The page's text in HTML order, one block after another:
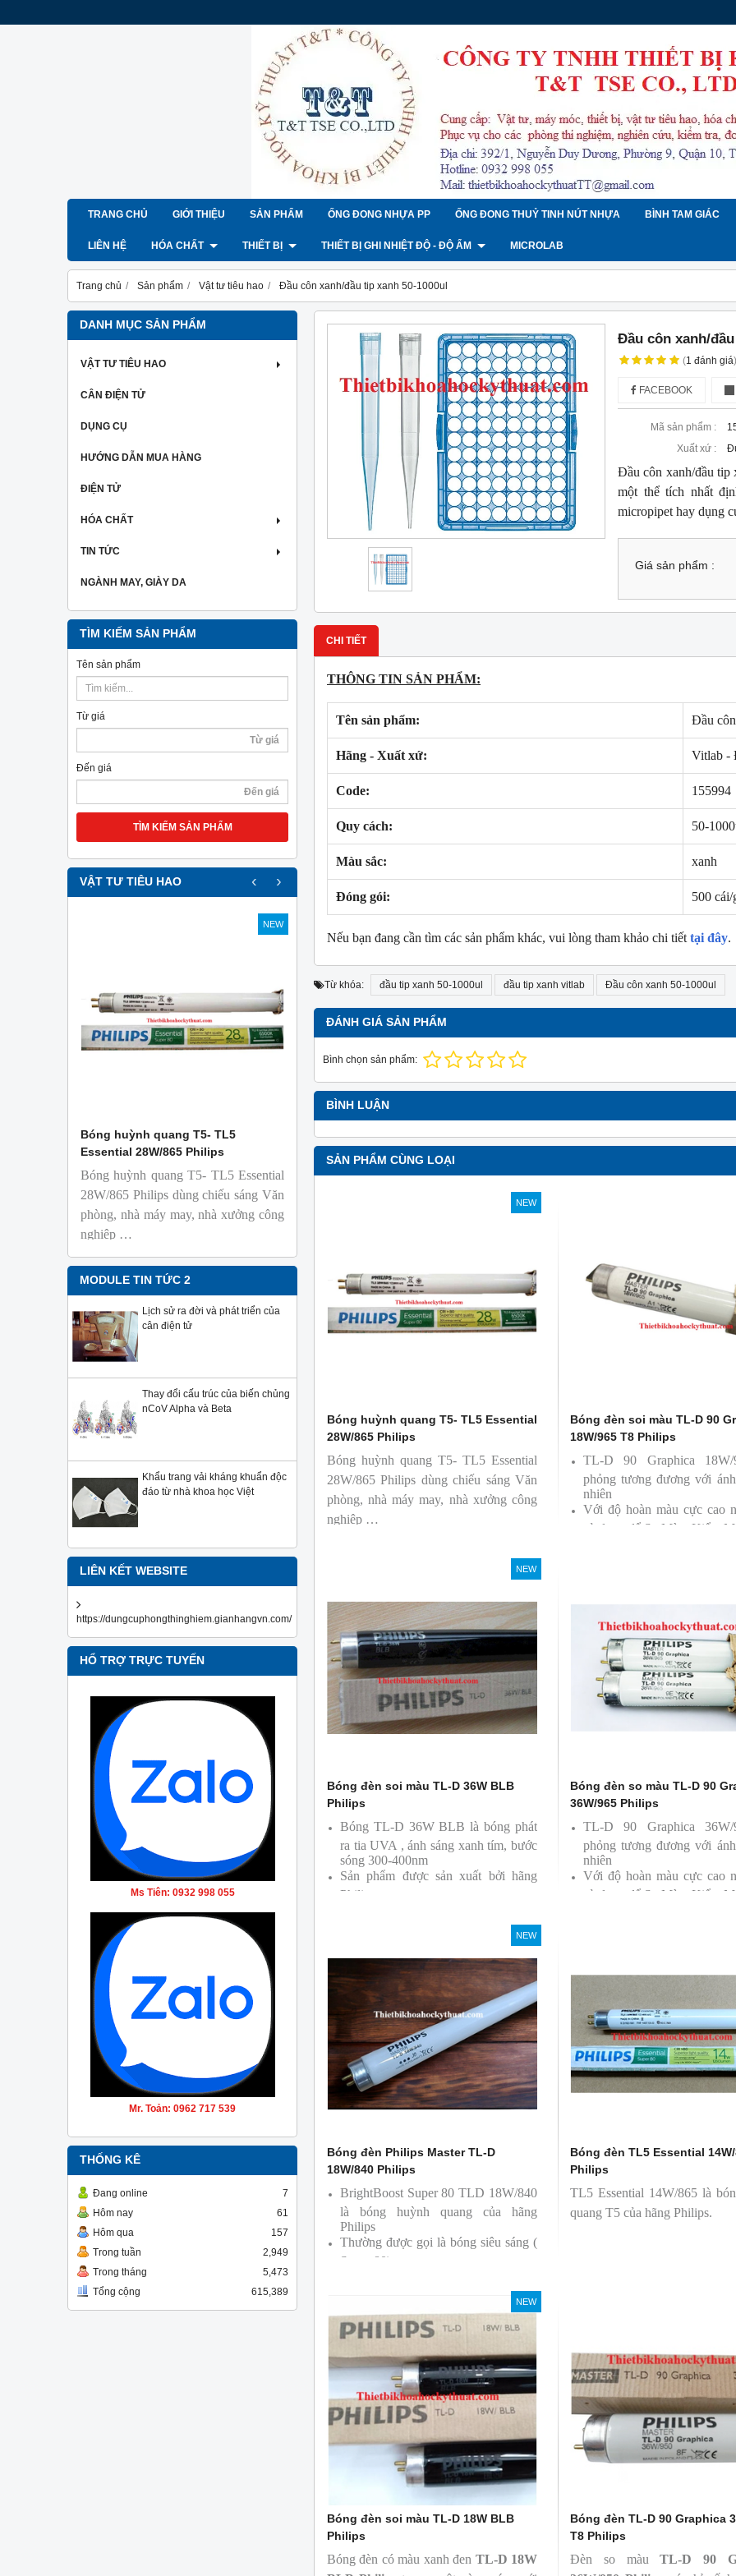
TRANG CHỦ GIỚI THIỆU SẢN PHẨM ỐNG ĐONG NHỰA PP ỐNG ĐONG THUỶ TINH NÚT NHỰA BÌNH TAM GIÁC
LIÊN HỆ HÓA CHẤT THIẾT BỊ THIẾT BỊ GHI NHIỆT ĐỘ - ĐỘ ẨM MICROLAB
Trang chủ Sản phẩm Vật tư tiêu hao Đầu côn xanh/đầu tip xanh 50-1000ul
DANH MỤC SẢN PHẨM
VẬT TƯ TIÊU HAO
CÂN ĐIỆN TỬ
DỤNG CỤ
HƯỚNG DẪN MUA HÀNG
ĐIỆN TỬ
HÓA CHẤT
TIN TỨC
NGÀNH MAY, GIÀY DA
TÌM KIẾM SẢN PHẨM
Tên sản phẩm
Từ giá
Đến giá
TÌM KIẾM SẢN PHẨM
VẬT TƯ TIÊU HAO
NEW
Bóng huỳnh quang T5- TL5
Essential 28W/865 Philips
Bóng huỳnh quang T5- TL5 Essential
28W/865 Philips dùng chiếu sáng Văn
phòng, nhà máy may, nhà xưởng công
nghiệp …
Bóng đèn soi màu TL-D 90 Graphica
18W/965 T8 Philips
TL-D 90 Graphica 18W/965 mô
phỏng tương đương với ánh sáng tự
Philips, xuất xứ Ba lan
Bóng đèn soi màu TL-D 90
TL-D 90 Graphica 18W/950
Philips, xuất xứ Ba lan
‹ ›
MODULE TIN TỨC 2
Lịch sử ra đời và phát triển của
cân điện tử
Thay đổi cấu trúc của biến chủng
nCoV Alpha và Beta
Khẩu trang vải kháng khuẩn độc
đáo từ nhà khoa học Việt
LIÊN KẾT WEBSITE
https://dungcuphongthinghiem.gianhangvn.com/
HỔ TRỢ TRỰC TUYẾN
Ms Tiên: 0932 998 055
Mr. Toản: 0962 717 539
THỐNG KÊ
Đang online
7
Hôm nay
61
Hôm qua
157
Trong tuần
2,949
Trong tháng
5,473
Tổng cộng
615,389
Đầu côn xanh/
(1đánh giá)
FACEBOOK
Mã sản phẩm :
Xuất xứ :
Đầu côn xanh/đầu tip
một thể tích nhất
micropipet hay dụng
Giá sản phẩm :
CHI TIẾT
THÔNG TIN SẢN PHẨM:
Tên sản phẩm: Đầu
Hãng - Xuất xứ: Vitlab -
Code: 155994
Quy cách: 50-
Màu sắc: xanh
Đóng gói: 500 cái/
Nếu bạn đang cần tìm các sản phẩm khác, vui lòng tham khảo chi tiết tại đây.
Từ khóa: đầu tip xanh 50-1000ul đầu tip xanh vitlab Đầu côn xanh 50-1000ul
ĐÁNH GIÁ SẢN PHẨM
Bình chọn sản phẩm:
BÌNH LUẬN
SẢN PHẨM CÙNG LOẠI
NEW
Bóng huỳnh quang T5- TL5 Essential
28W/865 Philips
Bóng huỳnh quang T5- TL5 Essential
28W/865 Philips dùng chiếu sáng Văn
phòng, nhà máy may, nhà xưởng công
nghiệp …
Bóng đèn soi màu TL-D 90
18W/965 T8 Philips
TL-D 90 Graphica
phỏng tương đương với
nhiên
Với độ hoàn màu cực cao
sử dụng để So Màu, Kiểm
NEW
Bóng đèn soi màu TL-D 36W BLB
Philips
Bóng TL-D 36W BLB là bóng phát
ra tia UVA , ánh sáng xanh tím, bước
sóng 300-400nm
Sản phẩm được sản xuất bởi hãng
Philips
Bóng đèn so màu TL-D 90
36W/965 Philips
TL-D 90 Graphica
phỏng tương đương với
nhiên
Với độ hoàn màu cực cao
sử dụng để So Màu, Kiểm
NEW
Bóng đèn Philips Master TL-D
18W/840 Philips
BrightBoost Super 80 TLD 18W/840
là bóng huỳnh quang của hãng
Philips
Thường được gọi là bóng siêu sáng (
Super 80)
Bóng đèn TL5 Essential
Philips
TL5 Essential 14W/865 là
quang T5 của hãng Philips.
NEW
Bóng đèn soi màu TL-D 18W BLB
Philips
Bóng đèn có màu xanh đen TL-D 18W
Bóng đèn TL-D 90 Graphica
T8 Philips
Đèn so màu TL-D 90